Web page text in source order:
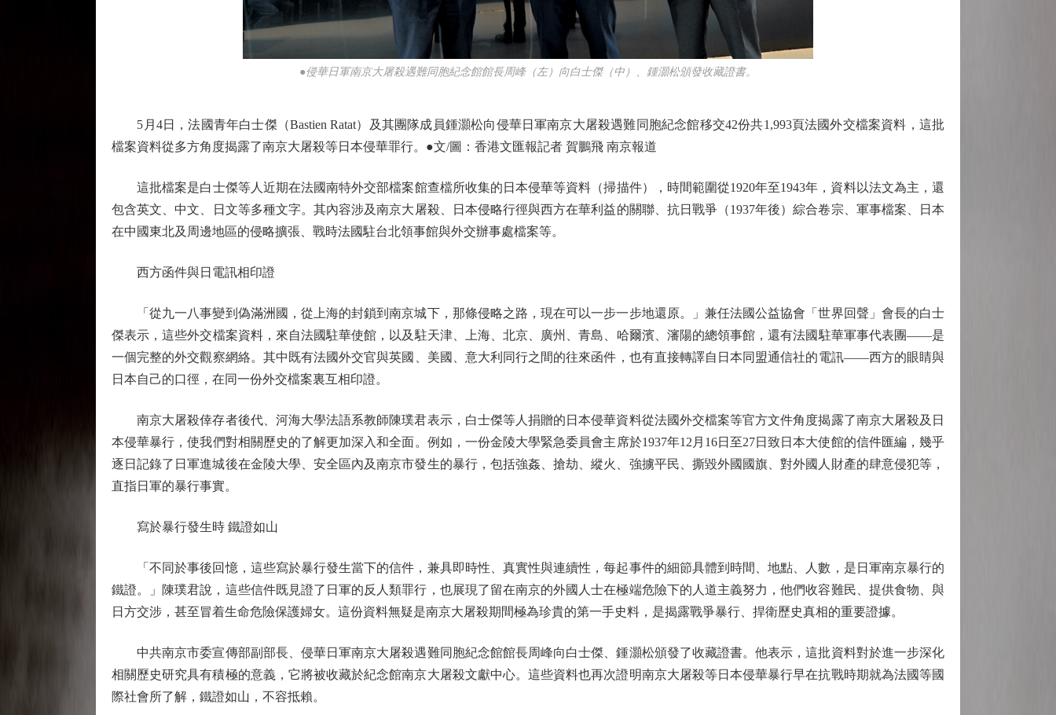
●侵華日軍南京大屠殺遇難同胞紀念館館長周峰（左）向白士傑（中）、鍾灝松頒發收藏證書。
5月4日，法國青年白士傑（Bastien Ratat）及其團隊成員鍾灝松向侵華日軍南京大屠殺遇難同胞紀念館移交42份共1,993頁法國外交檔案資料，這批
檔案資料從多方角度揭露了南京大屠殺等日本侵華罪行。●文/圖：香港文匯報記者 賀鵬飛 南京報道
這批檔案是白士傑等人近期在法國南特外交部檔案館查檔所收集的日本侵華等資料（掃描件），時間範圍從1920年至1943年，資料以法文為主，還
包含英文、中文、日文等多種文字。其內容涉及南京大屠殺、日本侵略行徑與西方在華利益的關聯、抗日戰爭（1937年後）綜合卷宗、軍事檔案、日本
在中國東北及周邊地區的侵略擴張、戰時法國駐台北領事館與外交辦事處檔案等。
西方函件與日電訊相印證
「從九一八事變到偽滿洲國，從上海的封鎖到南京城下，那條侵略之路，現在可以一步一步地還原。」兼任法國公益協會「世界回聲」會長的白士
傑表示，這些外交檔案資料，來自法國駐華使館，以及駐天津、上海、北京、廣州、青島、哈爾濱、瀋陽的總領事館，還有法國駐華軍事代表團——是
一個完整的外交觀察網絡。其中既有法國外交官與英國、美國、意大利同行之間的往來函件，也有直接轉譯自日本同盟通信社的電訊——西方的眼睛與
日本自己的口徑，在同一份外交檔案裏互相印證。
南京大屠殺倖存者後代、河海大學法語系教師陳璞君表示，白士傑等人捐贈的日本侵華資料從法國外交檔案等官方文件角度揭露了南京大屠殺及日
本侵華暴行，使我們對相關歷史的了解更加深入和全面。例如，一份金陵大學緊急委員會主席於1937年12月16日至27日致日本大使館的信件匯編，幾乎
逐日記錄了日軍進城後在金陵大學、安全區內及南京市發生的暴行，包括強姦、搶劫、縱火、強擄平民、撕毀外國國旗、對外國人財產的肆意侵犯等，
直指日軍的暴行事實。
寫於暴行發生時 鐵證如山
「不同於事後回憶，這些寫於暴行發生當下的信件，兼具即時性、真實性與連續性，每起事件的細節具體到時間、地點、人數，是日軍南京暴行的
鐵證。」陳璞君說，這些信件既見證了日軍的反人類罪行，也展現了留在南京的外國人士在極端危險下的人道主義努力，他們收容難民、提供食物、與
日方交涉，甚至冒着生命危險保護婦女。這份資料無疑是南京大屠殺期間極為珍貴的第一手史料，是揭露戰爭暴行、捍衛歷史真相的重要證據。
中共南京市委宣傳部副部長、侵華日軍南京大屠殺遇難同胞紀念館館長周峰向白士傑、鍾灝松頒發了收藏證書。他表示，這批資料對於進一步深化
相關歷史研究具有積極的意義，它將被收藏於紀念館南京大屠殺文獻中心。這些資料也再次證明南京大屠殺等日本侵華暴行早在抗戰時期就為法國等國
際社會所了解，鐵證如山，不容抵賴。